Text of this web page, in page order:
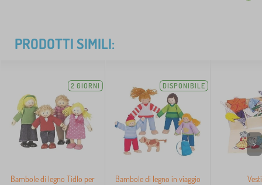
PRODOTTI SIMILI:
2 GIORNI
Bambole di legno Tidlo per
DISPONIBILE
Bambole di legno in viaggio
>